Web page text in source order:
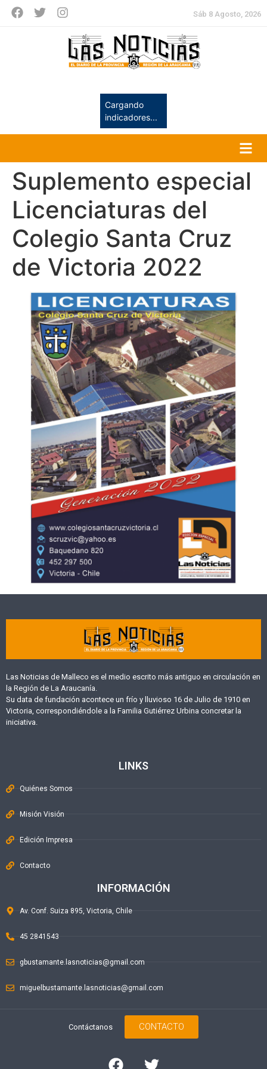
Sáb 8 Agosto, 2026
Cargando
indicadores...
Suplemento especial
Licenciaturas del
Colegio Santa Cruz
de Victoria 2022
Las Noticias de Malleco es el medio escrito más antiguo en circulación en
la Región de La Araucanía.
Su data de fundación acontece un frío y lluvioso 16 de Julio de 1910 en
Victoria, correspondiéndole a la Familia Gutiérrez Urbina concretar la
iniciativa.
LINKS
Quiénes Somos
Misión Visión
Edición Impresa
Contacto
INFORMACIÓN
Av. Conf. Suiza 895, Victoria, Chile
45 2841543
gbustamante.lasnoticias@gmail.com
miguelbustamante.lasnoticias@gmail.com
Contáctanos CONTACTO